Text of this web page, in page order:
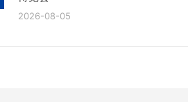
2026-08-05